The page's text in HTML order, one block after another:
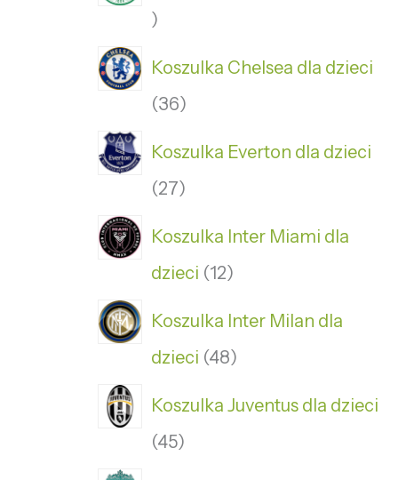
Koszulka Chelsea dla dzieci
36
Koszulka Everton dla dzieci
27
Koszulka Inter Miami dla
dzieci 12
Koszulka Inter Milan dla
dzieci 48
Koszulka Juventus dla dzieci
45